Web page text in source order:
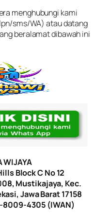
menghubungi kami
sms/WA) atau datang
beralamat dibawah ini
WIJAYA
Block C No 12
Mustikajaya, Kec.
Jawa Barat 17158
8009-4305 (IWAN)